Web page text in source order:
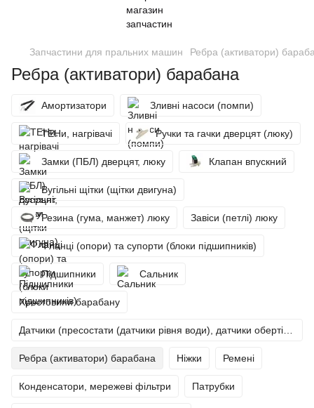
Запчастини для пральних машин Ребра (активатори)
Ребра (активатори) барабана
Амортизатори Зливні насоси (помпи)
ТЕНи, нагрівачі Ручки та гачки дверцят (люку)
Замки (ПБЛ) дверцят, люку Клапан впускний
Вугільні щітки (щітки двигуна)
Резина (гума, манжет) люку Завіси (петлі) люку
Фланці (опори) та супорти (блоки підшипників)
Підшипники Сальник
Хрестовини барабану
Ребра (активатори) барабана Ніжки Ремені
Конденсатори, мережеві фільтри Патрубки